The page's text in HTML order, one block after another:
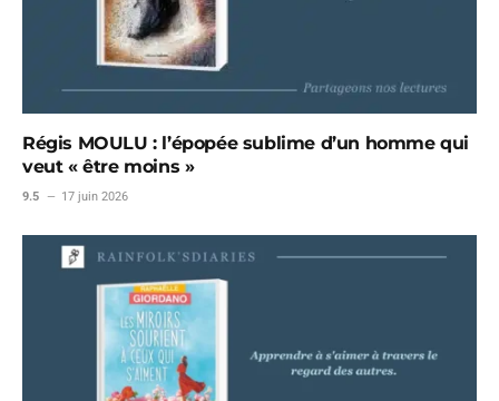
Régis MOULU : l’épopée sublime d’un homme qui
veut « être moins »
9.5 17 juin 2026